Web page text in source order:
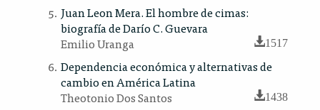
Juan Leon Mera. El hombre de cimas:
biografía de Darío C. Guevara
Emilio Uranga
1517
Dependencia económica y alternativas de
cambio en América Latina
Theotonio Dos Santos
1438